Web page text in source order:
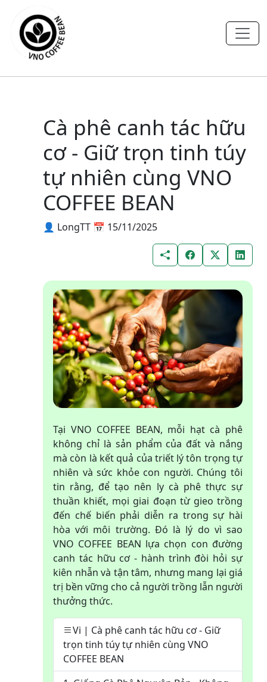
Cà phê canh tác hữu
cơ - Giữ trọn tinh túy
tự nhiên cùng VNO
COFFEE BEAN
👤 LongTT 📅 15/11/2025
Tại VNO COFFEE BEAN, mỗi hạt cà phê
không chỉ là sản phẩm của đất và nắng
mà còn là kết quả của triết lý tôn trọng tự
nhiên và sức khỏe con người. Chúng tôi
tin rằng, để tạo nên ly cà phê thực sự
thuần khiết, mọi giai đoạn từ gieo trồng
đến chế biến phải diễn ra trong sự hài
hòa với môi trường. Đó là lý do vì sao
VNO COFFEE BEAN lựa chọn con đường
canh tác hữu cơ - hành trình đòi hỏi sự
kiên nhẫn và tận tâm, nhưng mang lại giá
trị bền vững cho cả người trồng lẫn người
thưởng thức.
Vi | Cà phê canh tác hữu cơ - Giữ
trọn tinh túy tự nhiên cùng VNO
COFFEE BEAN